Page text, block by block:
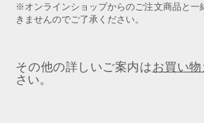
※オンラインショップからのご注文商品と一
きませんのでご了承ください。
その他の詳しいご案内はお買い
さい。